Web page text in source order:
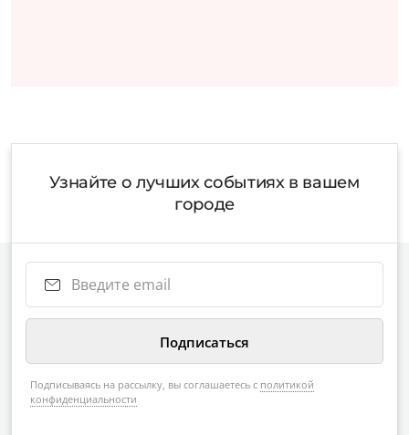
Узнайте о лучших событиях в вашем
городе
Подписываясь на рассылку, вы соглашаетесь с политикой
конфиденциальности